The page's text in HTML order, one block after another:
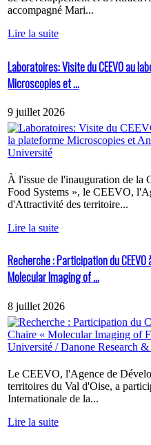
accompagné Mari...
Lire la suite
Laboratoires: Visite du CEEVO au
Microscopies et ...
9 juillet 2026
À l'issue de l'inauguration de la
Food Systems », le CEEVO,
d'Attractivité des territoire...
Lire la suite
Recherche : Participation du
Molecular Imaging of ...
8 juillet 2026
Le CEEVO, l'Agence de
territoires du Val d'Oise, a
Internationale de la...
Lire la suite